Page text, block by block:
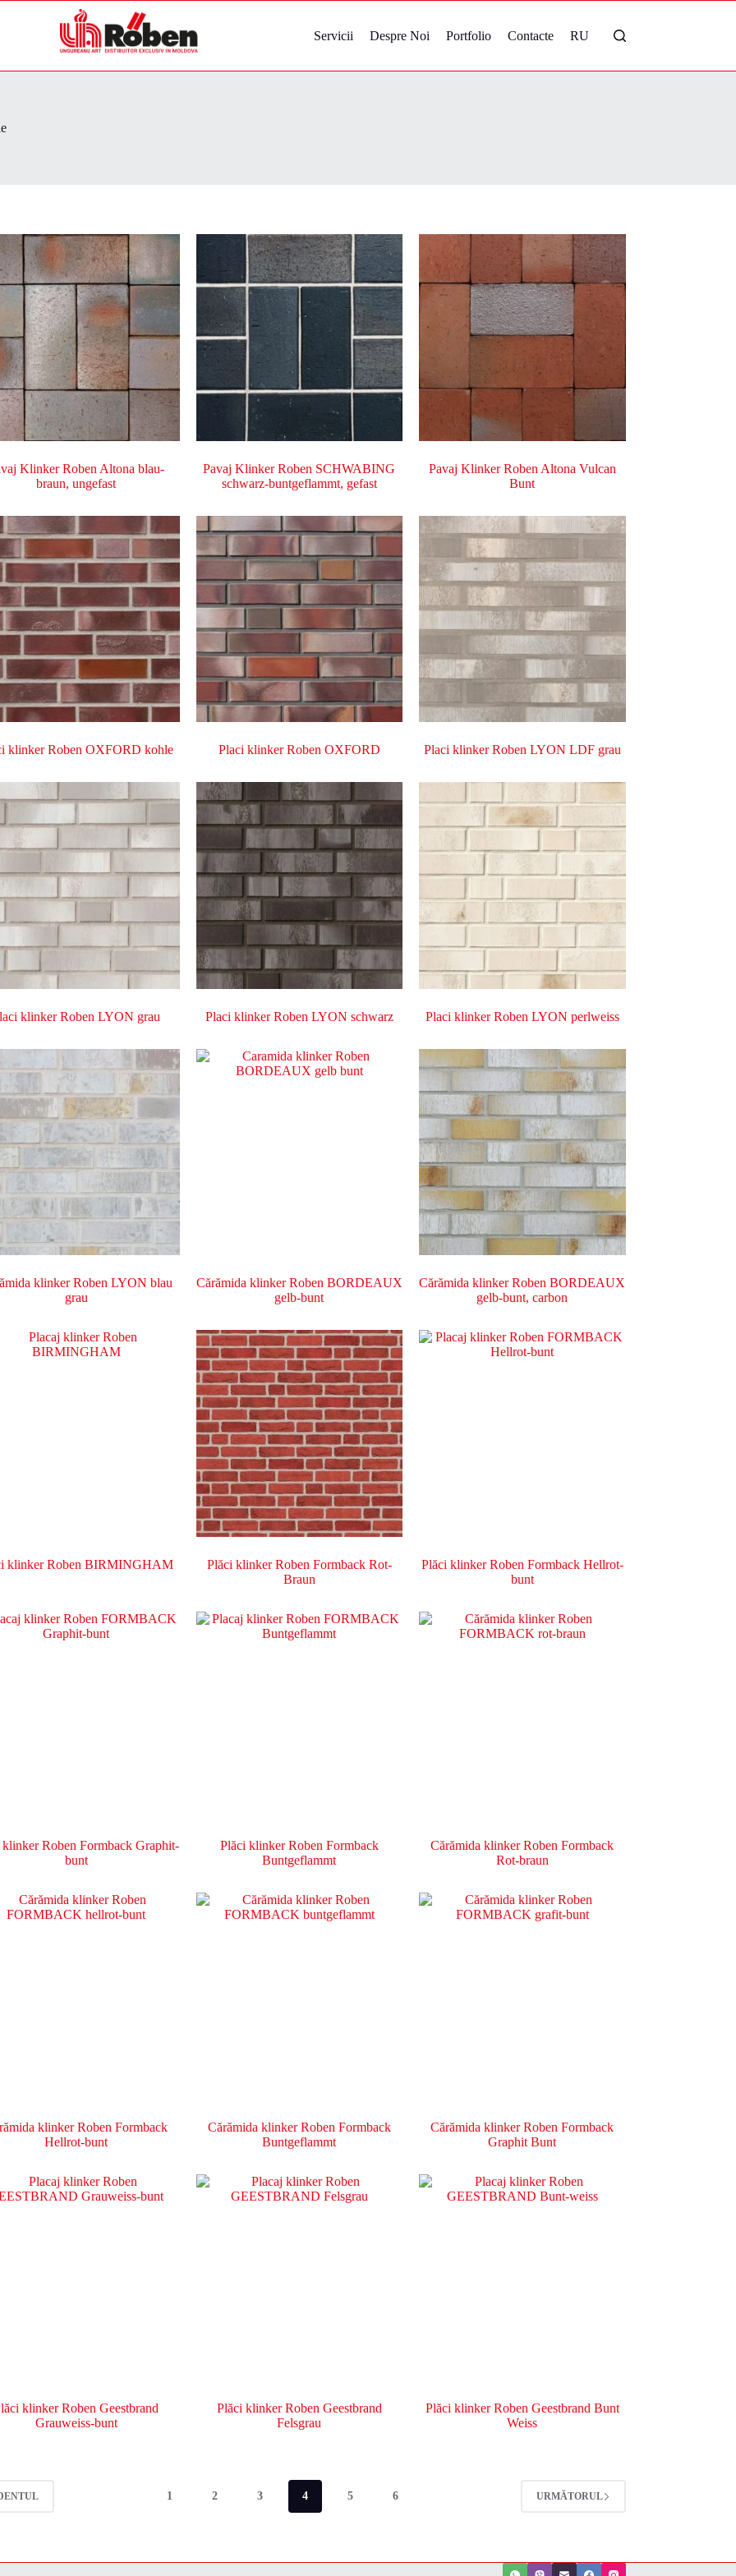
Servicii Despre Noi Portfolio Contacte RU
Klinker Roben Altona blau-
braun, ungefast
Pavaj Klinker Roben SCHWABING
schwarz-buntgeflammt, gefast
Pavaj Klinker Roben Altona Vulcan
Bunt
klinker Roben OXFORD kohle Placi klinker Roben OXFORD Placi klinker Roben LYON LDF grau
klinker Roben LYON grau Placi klinker Roben LYON schwarz Placi klinker Roben LYON perlweiss
klinker Roben LYON blau
grau
Cărămida klinker Roben BORDEAUX
gelb-bunt
Cărămida klinker Roben BORDEAUX
gelb-bunt, carbon
klinker Roben BIRMINGHAM
Plăci klinker Roben Formback Rot-
Braun
Plăci klinker Roben Formback Hellrot-
bunt
klinker Roben Formback Graphit-
bunt
Plăci klinker Roben Formback
Buntgeflammt
Cărămida klinker Roben Formback
Rot-braun
klinker Roben Formback
Hellrot-bunt
Cărămida klinker Roben Formback
Buntgeflammt
Cărămida klinker Roben Formback
Graphit Bunt
klinker Roben Geestbrand
Grauweiss-bunt
Plăci klinker Roben Geestbrand
Felsgrau
Plăci klinker Roben Geestbrand Bunt
Weiss
1 2 3 4 5 6 URMĂTORUL